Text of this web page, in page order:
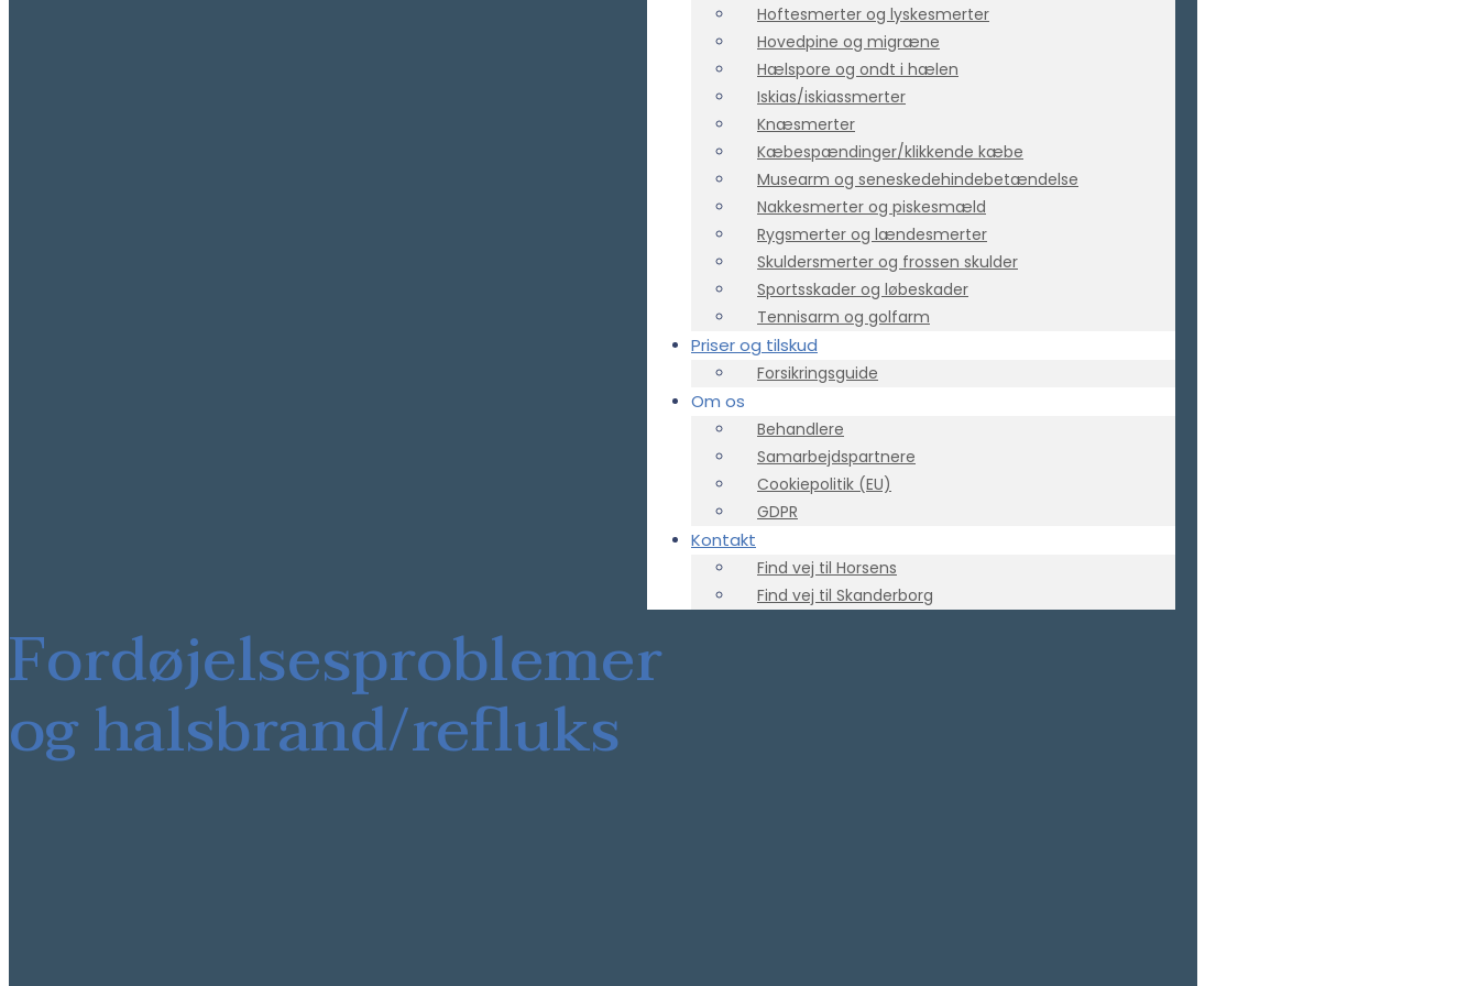
Hoftesmerter og lyskesmerter
Hovedpine og migræne
Hælspore og ondt i hælen
Iskias/iskiassmerter
Knæsmerter
Kæbespændinger/klikkende kæbe
Musearm og seneskedehindebetændelse
Nakkesmerter og piskesmæld
Rygsmerter og lændesmerter
Skuldersmerter og frossen skulder
Sportsskader og løbeskader
Tennisarm og golfarm
Priser og tilskud
Forsikringsguide
Om os
Behandlere
Samarbejdspartnere
Cookiepolitik (EU)
GDPR
Kontakt
Find vej til Horsens
Find vej til Skanderborg
Fordøjelsesproblemer
og halsbrand/refluks